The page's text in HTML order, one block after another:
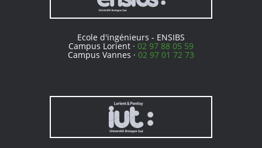
Ecole d'ingénieurs - ENSIBS
Campus Lorient · 02 97 88 05 59
Campus Vannes · 02 97 01 72 73